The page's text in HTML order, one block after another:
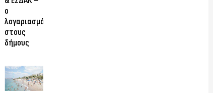
ο
λογαριασμός
στους
δήμους